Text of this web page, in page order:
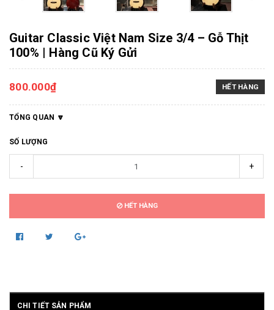
Guitar Classic Việt Nam Size 3/4 – Gỗ Thịt
100% | Hàng Cũ Ký Gửi
800.000₫ HẾT HÀNG
TỔNG QUAN
SỐ LƯỢNG
- +
HẾT HÀNG
CHI TIẾT SẢN PHẨM